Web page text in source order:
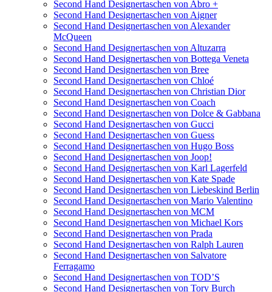
Second Hand Designertaschen von Abro +
Second Hand Designertaschen von Aigner
Second Hand Designertaschen von Alexander
McQueen
Second Hand Designertaschen von Altuzarra
Second Hand Designertaschen von Bottega Veneta
Second Hand Designertaschen von Bree
Second Hand Designertaschen von Chloé
Second Hand Designertaschen von Christian Dior
Second Hand Designertaschen von Coach
Second Hand Designertaschen von Dolce & Gabbana
Second Hand Designertaschen von Gucci
Second Hand Designertaschen von Guess
Second Hand Designertaschen von Hugo Boss
Second Hand Designertaschen von Joop!
Second Hand Designertaschen von Karl Lagerfeld
Second Hand Designertaschen von Kate Spade
Second Hand Designertaschen von Liebeskind Berlin
Second Hand Designertaschen von Mario Valentino
Second Hand Designertaschen von MCM
Second Hand Designertaschen von Michael Kors
Second Hand Designertaschen von Prada
Second Hand Designertaschen von Ralph Lauren
Second Hand Designertaschen von Salvatore
Ferragamo
Second Hand Designertaschen von TOD’S
Second Hand Designertaschen von Tory Burch